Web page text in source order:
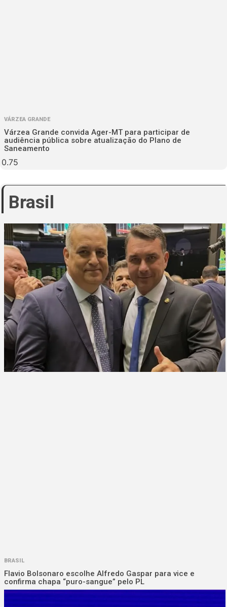
VÁRZEA GRANDE
Várzea Grande convida Ager-MT para participar de
audiência pública sobre atualização do Plano de
Saneamento
Brasil
BRASIL
Flavio Bolsonaro escolhe Alfredo Gaspar para vice e
confirma chapa “puro-sangue” pelo PL